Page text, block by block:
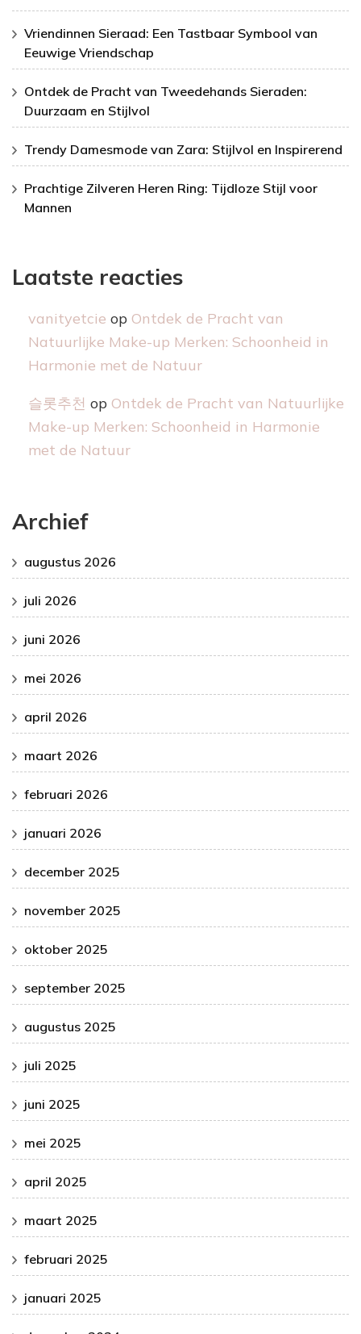
Vriendinnen Sieraad: Een Tastbaar Symbool van
Eeuwige Vriendschap
Ontdek de Pracht van Tweedehands Sieraden:
Duurzaam en Stijlvol
Trendy Damesmode van Zara: Stijlvol en Inspirerend
Prachtige Zilveren Heren Ring: Tijdloze Stijl voor
Mannen
Laatste reacties
vanityetcie op Ontdek de Pracht van
Natuurlijke Make-up Merken: Schoonheid in
Harmonie met de Natuur
슬롯추천 op Ontdek de Pracht van Natuurlijke
Make-up Merken: Schoonheid in Harmonie
met de Natuur
Archief
augustus 2026
juli 2026
juni 2026
mei 2026
april 2026
maart 2026
februari 2026
januari 2026
december 2025
november 2025
oktober 2025
september 2025
augustus 2025
juli 2025
juni 2025
mei 2025
april 2025
maart 2025
februari 2025
januari 2025